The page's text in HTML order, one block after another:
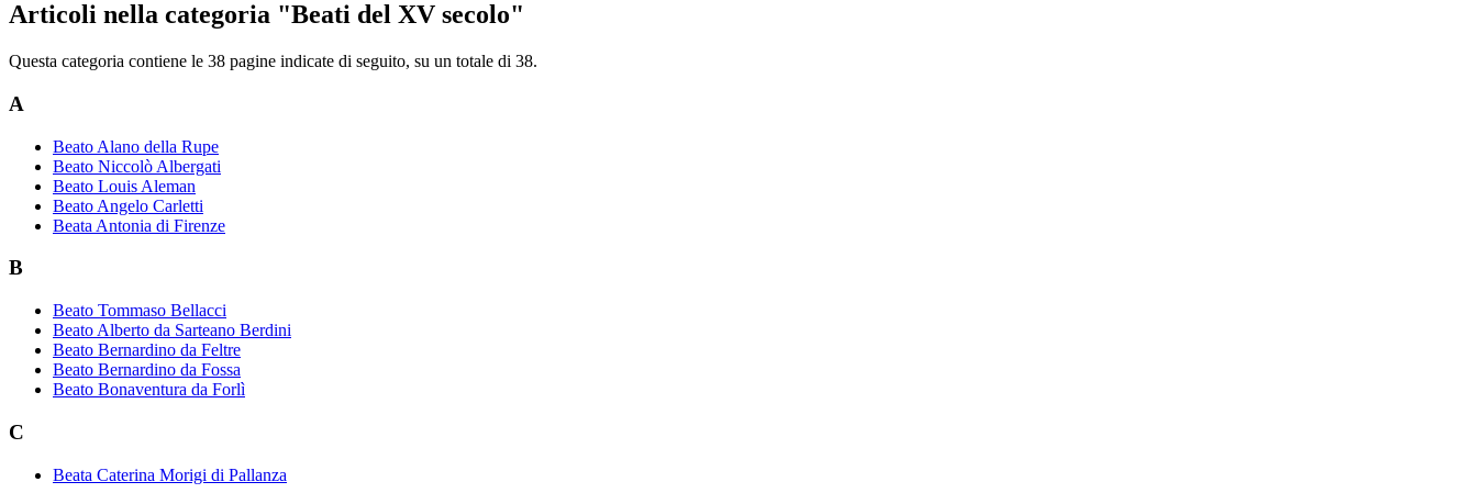
Articoli nella categoria "Beati del XV secolo"
Questa categoria contiene le 38 pagine indicate di seguito, su un totale di 38.
A
Beato Alano della Rupe
Beato Niccolò Albergati
Beato Louis Aleman
Beato Angelo Carletti
Beata Antonia di Firenze
B
Beato Tommaso Bellacci
Beato Alberto da Sarteano Berdini
Beato Bernardino da Feltre
Beato Bernardino da Fossa
Beato Bonaventura da Forlì
C
Beata Caterina Morigi di Pallanza